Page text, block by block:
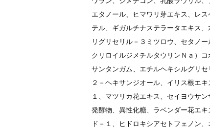
エタノール、ヒマワリ芽エキス、レ
テル、ギガルチナステラータエキス
リグリセリル－３ミツロウ、セタノ
クリロイルジメチルタウリンＮａ）
サンタンガム、エチルヘキシルグリ
２－ヘキサンジオール、イリス根エ
１、マツリカ花エキス、セイヨウサ
発酵物、異性化糖、ラベンダー花エ
ド－１、ヒドロキシアセトフェノン